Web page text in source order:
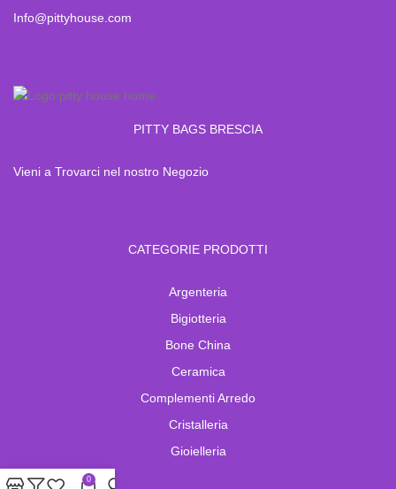
Info@pittyhouse.com
PITTY BAGS BRESCIA
Vieni a Trovarci nel nostro Negozio
CATEGORIE PRODOTTI
Argenteria
Bigiotteria
Bone China
Ceramica
Complementi Arredo
Cristalleria
Gioielleria
0